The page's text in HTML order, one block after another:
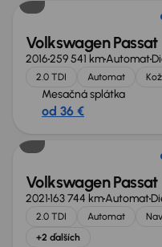
Volkswagen Passat
2016259 541 kmAutomat
2.0 TDI Automat
Mesačná splátka
od 36 €
Zlacnené o 1 600 €
Volkswagen Passat
2021163 744 kmAutomat
2.0 TDI Automat
+2 ďalších